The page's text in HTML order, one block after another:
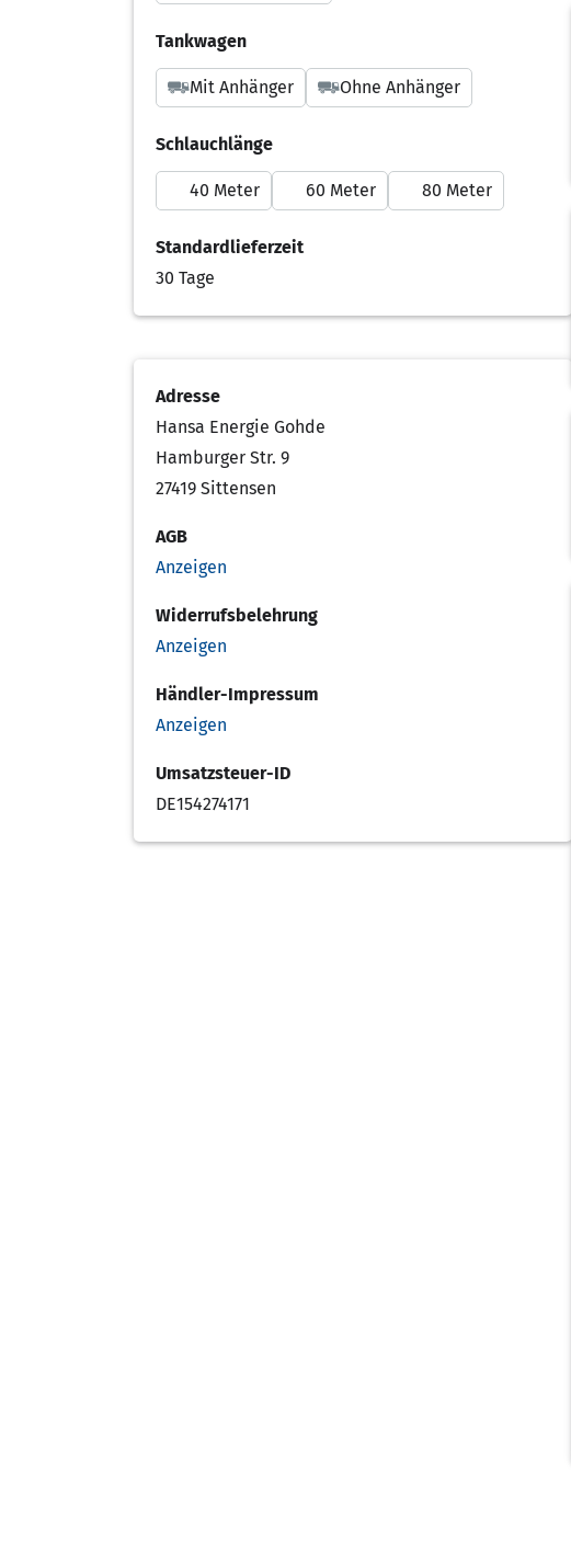
Tankwagen
Mit Anhänger Ohne Anhänger
Schlauchlänge
40 Meter 60 Meter 80 Meter
Standardlieferzeit
30 Tage
Adresse
Hansa Energie Gohde
Hamburger Str. 9
27419 Sittensen
AGB
Anzeigen
Widerrufsbelehrung
Anzeigen
Händler-Impressum
Anzeigen
Umsatzsteuer-ID
DE154274171